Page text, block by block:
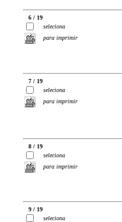
6 / 19
seleciona
para imprimir
7 / 19
seleciona
para imprimir
8 / 19
seleciona
para imprimir
9 / 19
seleciona